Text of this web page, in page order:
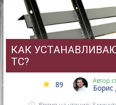
КАК
ТС?
89 Автор
Борис